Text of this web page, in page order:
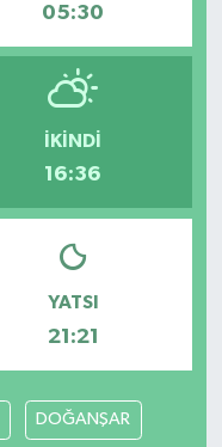
05:30
İKINDI
16:36
YATSI
21:21
DOĞANŞAR